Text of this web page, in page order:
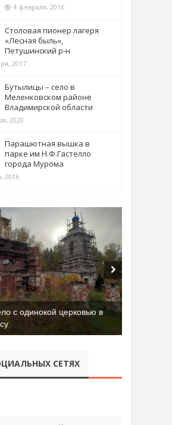
4 февраля, 2016
Столовая пионер лагеря
«Лесная быль»,
Петушинский р-н
2017
Бутылицы – село в
Меленковском районе
Владимирской области
2020
Парашютная вышка в
парке им Н.Ф.Гастелло
города Мурома
2016
с одинокой церковью в
СЕТЯХ